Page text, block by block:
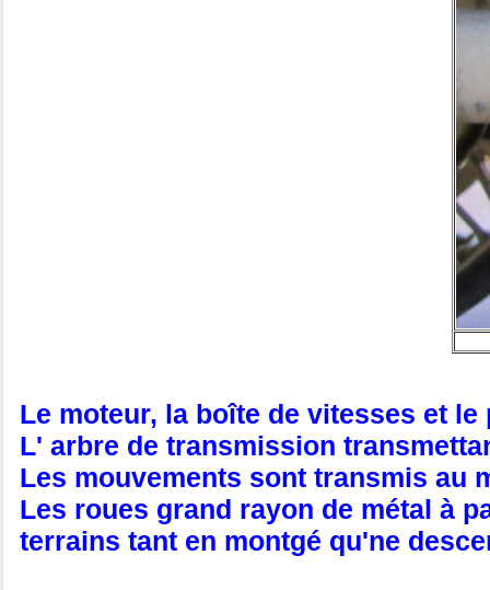
Le moteur, la boîte de vitesses et
L' arbre de transmission
Les mouvements sont transmis au
Les roues grand rayon de métal à
terrains tant en montgé qu'ne